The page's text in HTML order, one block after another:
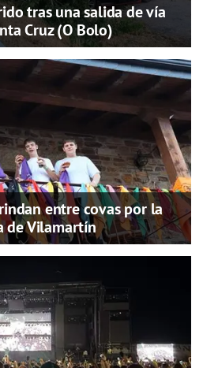
tras una salida de vía
Cruz (O Bolo)
entre covas por la
de Vilamartín